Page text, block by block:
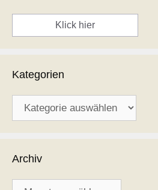
Klick hier
Kategorien
Kategorien
Archiv
Archiv